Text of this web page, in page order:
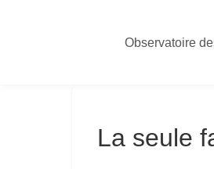
Observatoire
La seule